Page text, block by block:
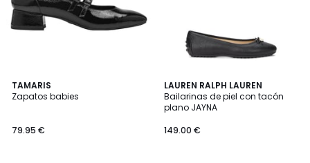
TAMARIS
Zapatos babies
79.95 €
4,7
/ 5
2
Colores
LAUREN RALPH LAUREN
Bailarinas de piel con tacón
plano JAYNA
149.00 €
5
/
5